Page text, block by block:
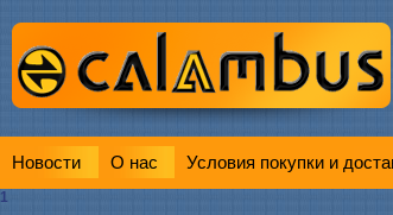
Новости О нас Условия покупки и
1